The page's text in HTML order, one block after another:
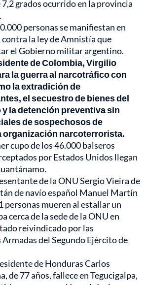
grados ocurrido en la provincia
personas se manifiestan en
la ley de Amnistía que
el Gobierno militar argentino.
de Colombia, Virgilio
la guerra al narcotráfico con
la extradición de
el secuestro de bienes del
la detención preventiva sin
de sospechosos de
organización narcoterrorista.
cupo de los 46.000 balseros
por Estados Unidos llegan
de la ONU Sergio Vieira de
de navío español Manuel Martín
personas mueren al estallar un
cerca de la sede de la ONU en
reivindicado por las
del Segundo Ejército de
de Honduras Carlos
de 77 años, fallece en Tegucigalpa,